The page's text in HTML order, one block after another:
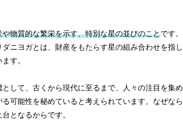
物質的な繁栄を示す、特別な星の並びのことです
ニヨガとは、財産をもたらす星の組み合わせを指
す。
として、古くから現代に至るまで、人々の注目を集
可能性を秘めていると考えられています。なぜな
となるからです。